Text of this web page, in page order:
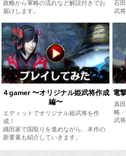
政略から軍略の流れなど解説付きでお
届けします。
石
武
４gamer 〜オリジナル姫武将作成
編〜
エディットでオリジナル姫武将を作
成！
織田家で国取りを進めながら、本作の
新要素も紹介していきます。
電
真
略
武